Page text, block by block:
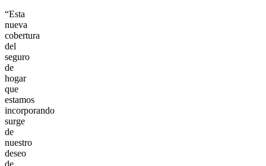
“Esta
nueva
cobertura
del
seguro
de
hogar
que
estamos
incorporando
surge
de
nuestro
deseo